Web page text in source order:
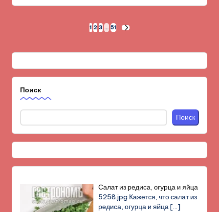
записей
1 2 3 … 51
СЛЕД.
Поиск
Поиск
Салат из редиса, огурца и яйца
5258.jpg Кажется, что салат из
редиса, огурца и яйца[…]